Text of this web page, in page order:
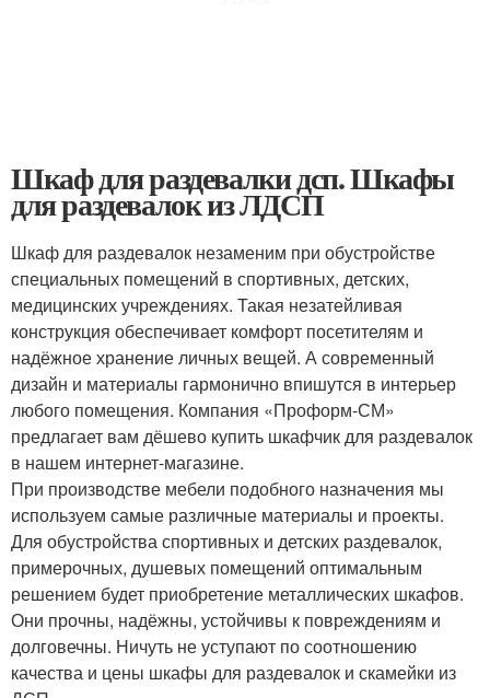
Шкаф для раздевалки дсп. Шкафы
для раздевалок из ЛДСП
Шкаф для раздевалок незаменим при обустройстве
специальных помещений в спортивных, детских,
медицинских учреждениях. Такая незатейливая
конструкция обеспечивает комфорт посетителям и
надёжное хранение личных вещей. А современный
дизайн и материалы гармонично впишутся в интерьер
любого помещения. Компания «Проформ-СМ»
предлагает вам дёшево купить шкафчик для раздевалок
в нашем интернет-магазине.
При производстве мебели подобного назначения мы
используем самые различные материалы и проекты.
Для обустройства спортивных и детских раздевалок,
примерочных, душевых помещений оптимальным
решением будет приобретение металлических шкафов.
Они прочны, надёжны, устойчивы к повреждениям и
долговечны. Ничуть не уступают по соотношению
качества и цены шкафы для раздевалок и скамейки из